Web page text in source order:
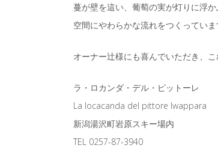
蔓が壁を這い、葡萄の実が灯りに浮
空間にやわらかな流れをつくっていま
オーナー辻様にも喜んでいただき、
ラ・ロカンダ・デル・ピットーレ
La locacanda del pittore Iwappara
新潟湯沢町岩原スキー場内
TEL 0257-87-3940